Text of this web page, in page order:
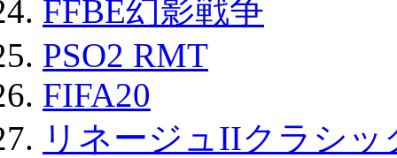
FFBE幻影戦争
PSO2 RMT
FIFA20
リネージュIIクラシ